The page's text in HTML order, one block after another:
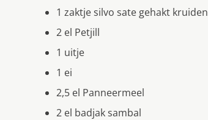
1 zaktje silvo sate gehakt kruiden
2 el Petjill
1 uitje
1 ei
2,5 el Panneermeel
2 el badjak sambal